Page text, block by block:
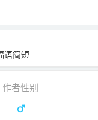
语简短
作者性别